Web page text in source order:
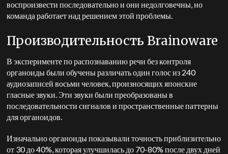
воспроизвести последовательно и они недолговечны, но
команда работает над решением этой проблемы.
Производительность Brainoware
В эксперименте по распознаванию речи без контроля
органоиды были обучены различать один голос из 240
аудиозаписей восьми человек, произносящих японские
гласные звуки. Эти звуки были преобразованы в
последовательности сигналов и пространственные паттерны
для органоидов.
Изначально органоиды показывали точность приблизительно
от 30 до 40%, которая улучшилась до 70-80% после двух дней